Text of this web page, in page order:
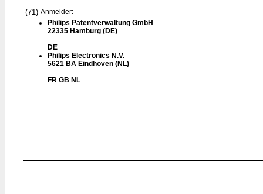
(71) Anmelder:
Philips Patentverwaltung GmbH
22335 Hamburg (DE)
DE
Philips Electronics N.V.
5621 BA Eindhoven (NL)
FR GB NL